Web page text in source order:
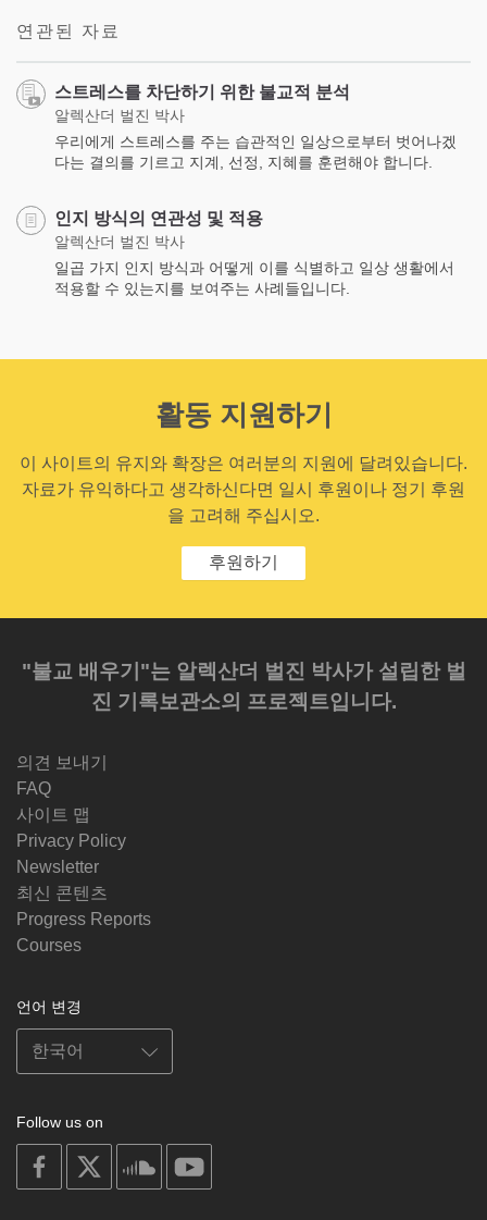
연관된 자료
스트레스를 차단하기 위한 불교적 분석
알렉산더 벌진 박사
우리에게 스트레스를 주는 습관적인 일상으로부터 벗어나겠
다는 결의를 기르고 지계, 선정, 지혜를 훈련해야 합니다.
인지 방식의 연관성 및 적용
알렉산더 벌진 박사
일곱 가지 인지 방식과 어떻게 이를 식별하고 일상 생활에서
적용할 수 있는지를 보여주는 사례들입니다.
활동 지원하기
이 사이트의 유지와 확장은 여러분의 지원에 달려있습니다.
자료가 유익하다고 생각하신다면 일시 후원이나 정기 후원
을 고려해 주십시오.
후원하기
"불교 배우기"는 알렉산더 벌진 박사가 설립한 벌
진 기록보관소의 프로젝트입니다.
의견 보내기
FAQ
사이트 맵
Privacy Policy
Newsletter
최신 콘텐츠
Progress Reports
Courses
언어 변경
Follow us on
on
facebook
soundcloud